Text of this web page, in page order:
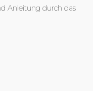
Anleitung durch das